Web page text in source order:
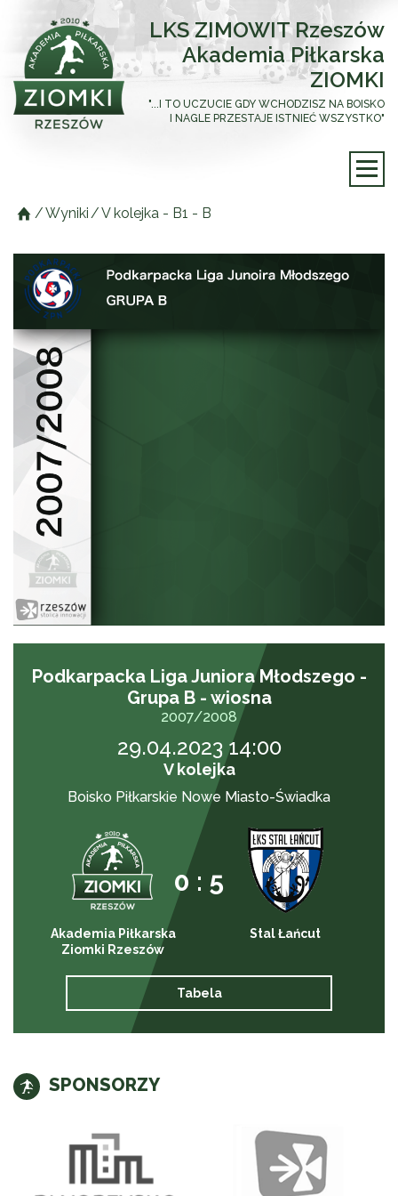
LKS ZIMOWIT Rzeszów
Akademia Piłkarska
ZIOMKI
"...I TO UCZUCIE GDY WCHODZISZ NA BOISKO
I NAGLE PRZESTAJE ISTNIEĆ WSZYSTKO"
/Wyniki /V kolejka - B1 - B
Podkarpacka Liga Juniora Młodszego -
Grupa B - wiosna
2007/2008
29.04.2023 14:00
V kolejka
Boisko Piłkarskie Nowe Miasto-Świadka
0 : 5
Akademia Piłkarska
Ziomki Rzeszów
Stal Łańcut
Tabela
SPONSORZY